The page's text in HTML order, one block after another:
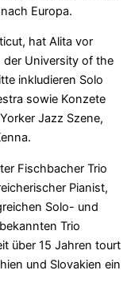
Europa.
hat Alita vor
der University of the
inkludieren Solo
sowie Konzete
Jazz Szene,
Fischbacher Trio
Pianist,
Solo- und
Trio
über 15 Jahren tourt
und Slovakien ein